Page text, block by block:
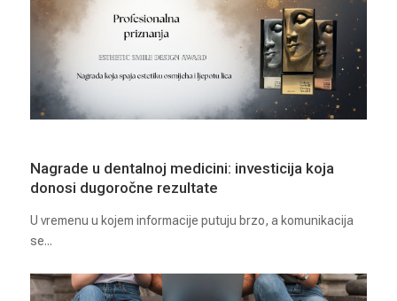
Nagrade u dentalnoj medicini: investicija koja
donosi dugoročne rezultate
U vremenu u kojem informacije putuju brzo, a komunikacija
se...